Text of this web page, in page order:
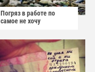
Погряз в работе по
самое не хочу